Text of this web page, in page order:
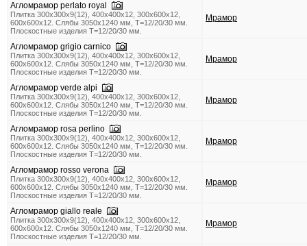
Агломрамор perlato royal
Плитка 300x300x9(12), 400х400х12, 300x600x12,
600x600x12. Слябы 3050х1240 мм, Т=12/20/30 мм.
Плоскостные изделия Т=12/20/30 мм.
Мрамор
Агломрамор grigio carnico
Плитка 300x300x9(12), 400х400х12, 300x600x12,
600x600x12. Слябы 3050х1240 мм, Т=12/20/30 мм.
Плоскостные изделия Т=12/20/30 мм.
Мрамор
Агломрамор verde alpi
Плитка 300x300x9(12), 400х400х12, 300x600x12,
600x600x12. Слябы 3050х1240 мм, Т=12/20/30 мм.
Плоскостные изделия Т=12/20/30 мм.
Мрамор
Агломрамор rosa perlino
Плитка 300x300x9(12), 400х400х12, 300x600x12,
600x600x12. Слябы 3050х1240 мм, Т=12/20/30 мм.
Плоскостные изделия Т=12/20/30 мм.
Мрамор
Агломрамор rosso verona
Плитка 300x300x9(12), 400х400х12, 300x600x12,
600x600x12. Слябы 3050х1240 мм, Т=12/20/30 мм.
Плоскостные изделия Т=12/20/30 мм.
Мрамор
Агломрамор giallo reale
Плитка 300x300x9(12), 400х400х12, 300x600x12,
600x600x12. Слябы 3050х1240 мм, Т=12/20/30 мм.
Плоскостные изделия Т=12/20/30 мм.
Мрамор